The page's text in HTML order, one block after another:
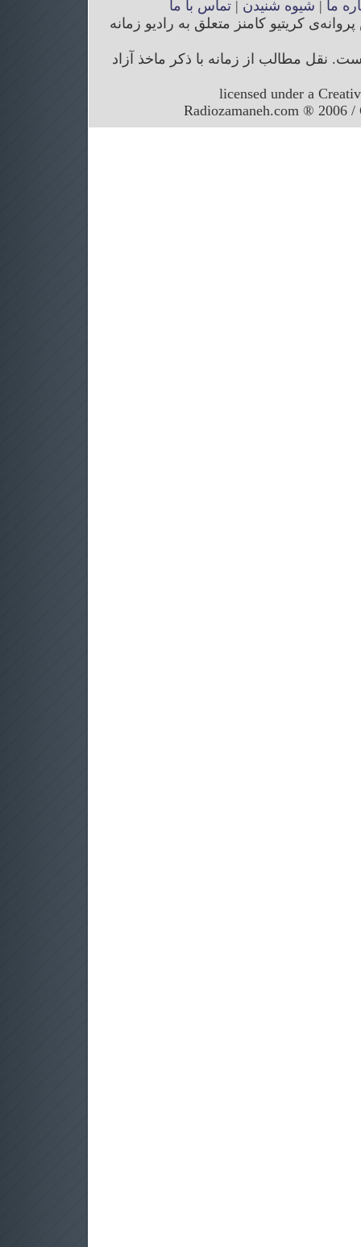
ما | شیوه شنیدن |تماس با ما
کریتیو کامنز متعلق به رادیو زمانه
نقل مطالب از زمانه با ذکر ماخذ آزاد
licensed under a